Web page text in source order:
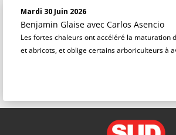
Mardi 30 Juin 2026
Benjamin Glaise avec Carlos Asencio
Les fortes chaleurs ont accéléré la maturation
et abricots, et oblige certains arboriculteurs à